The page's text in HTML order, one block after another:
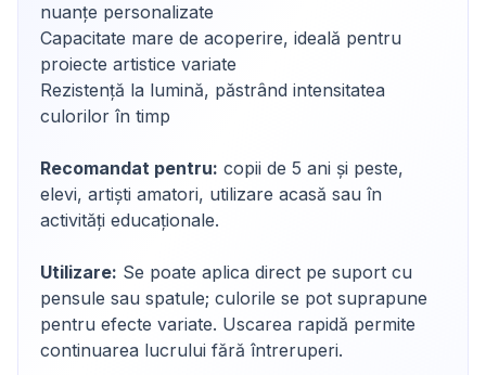
nuanțe personalizate
Capacitate mare de acoperire, ideală pentru
proiecte artistice variate
Rezistență la lumină, păstrând intensitatea
culorilor în timp
Recomandat pentru: copii de 5 ani și peste,
elevi, artiști amatori, utilizare acasă sau în
activități educaționale.
Utilizare: Se poate aplica direct pe suport cu
pensule sau spatule; culorile se pot suprapune
pentru efecte variate. Uscarea rapidă permite
continuarea lucrului fără întreruperi.